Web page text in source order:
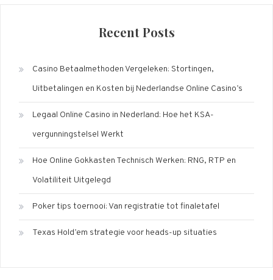
Recent Posts
Casino Betaalmethoden Vergeleken: Stortingen,
Uitbetalingen en Kosten bij Nederlandse Online Casino’s
Legaal Online Casino in Nederland: Hoe het KSA-
vergunningstelsel Werkt
Hoe Online Gokkasten Technisch Werken: RNG, RTP en
Volatiliteit Uitgelegd
Poker tips toernooi: Van registratie tot finaletafel
Texas Hold’em strategie voor heads-up situaties